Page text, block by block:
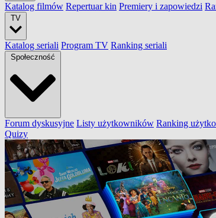
Katalog filmów Repertuar kin Premiery i zapowiedzi
TV
Katalog seriali Program TV Ranking seriali
Społeczność
Forum dyskusyjne Listy użytkowników Ranking
Quizy